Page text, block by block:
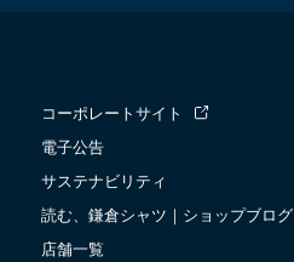
コーポレートサイト
電子公告
サステナビリティ
読む、鎌倉シャツ｜ショップブログ
店舗一覧